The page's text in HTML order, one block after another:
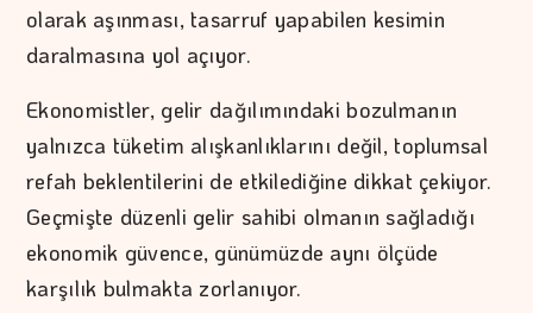
olarak aşınması, tasarruf yapabilen kesimin
daralmasına yol açıyor.
Ekonomistler, gelir dağılımındaki bozulmanın
yalnızca tüketim alışkanlıklarını değil, toplumsal
refah beklentilerini de etkilediğine dikkat çekiyor.
Geçmişte düzenli gelir sahibi olmanın sağladığı
ekonomik güvence, günümüzde aynı ölçüde
karşılık bulmakta zorlanıyor.